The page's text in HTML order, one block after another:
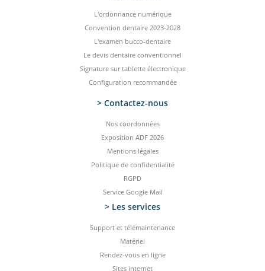
L'ordonnance numérique
Convention dentaire 2023-2028
L'examen bucco-dentaire
Le devis dentaire conventionnel
Signature sur tablette électronique
Configuration recommandée
> Contactez-­nous
Nos coordonnées
Exposition ADF 2026
Mentions légales
Politique de confidentialité
RGPD
Service Google Mail
> Les services
Support et télémaintenance
Matériel
Rendez-vous en ligne
Sites internet